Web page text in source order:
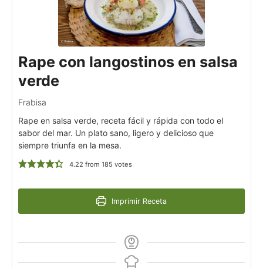
Rape con langostinos en salsa
verde
Frabisa
Rape en salsa verde, receta fácil y rápida con todo el
sabor del mar. Un plato sano, ligero y delicioso que
siempre triunfa en la mesa.
4.22 from 185 votes
Imprimir Receta